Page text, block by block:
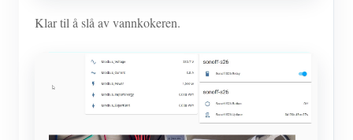
Klar til å slå av vannkokeren.